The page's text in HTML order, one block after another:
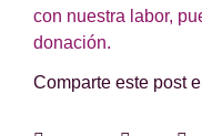
con nuestra labor,
donación.
Comparte este post